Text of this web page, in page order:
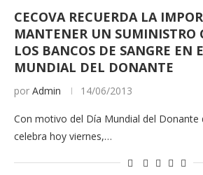
CECOVA RECUERDA LA
MANTENER UN SUMINISTRO
LOS BANCOS DE SANGRE EN
MUNDIAL DEL DONANTE
por Admin 14/06/2013
Con motivo del Día Mundial del Donante
celebra hoy viernes,…